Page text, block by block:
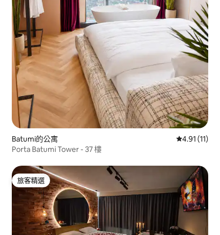
Batumi的公寓 從 11 則評價
4.91 (11)
Porta Batumi Tower - 37 樓
旅客精選
旅客精選